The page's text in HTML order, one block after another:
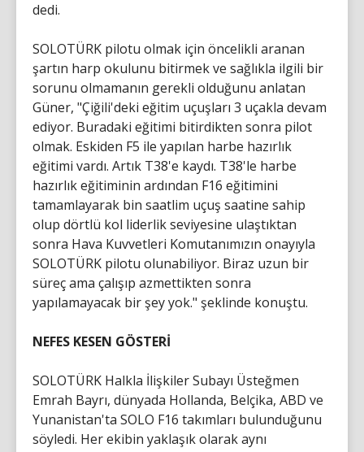
dedi.
SOLOTÜRK pilotu olmak için öncelikli aranan
şartın harp okulunu bitirmek ve sağlıkla ilgili bir
sorunu olmamanın gerekli olduğunu anlatan
Güner, "Çiğili'deki eğitim uçuşları 3 uçakla devam
ediyor. Buradaki eğitimi bitirdikten sonra pilot
olmak. Eskiden F5 ile yapılan harbe hazırlık
eğitimi vardı. Artık T38'e kaydı. T38'le harbe
hazırlık eğitiminin ardından F16 eğitimini
tamamlayarak bin saatlim uçuş saatine sahip
olup dörtlü kol liderlik seviyesine ulaştıktan
sonra Hava Kuvvetleri Komutanımızın onayıyla
SOLOTÜRK pilotu olunabiliyor. Biraz uzun bir
süreç ama çalışıp azmettikten sonra
yapılamayacak bir şey yok." şeklinde konuştu.
NEFES KESEN GÖSTERİ
SOLOTÜRK Halkla İlişkiler Subayı Üsteğmen
Emrah Bayrı, dünyada Hollanda, Belçika, ABD ve
Yunanistan'ta SOLO F16 takımları bulunduğunu
söyledi. Her ekibin yaklaşık olarak aynı